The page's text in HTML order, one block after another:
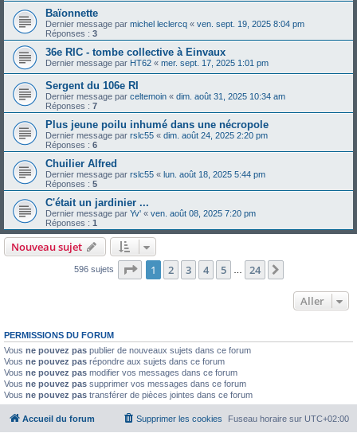
Baïonnette
Dernier message par michel leclercq « ven. sept. 19, 2025 8:04 pm
Réponses : 3
36e RIC - tombe collective à Einvaux
Dernier message par HT62 « mer. sept. 17, 2025 1:01 pm
Sergent du 106e RI
Dernier message par celtemoin « dim. août 31, 2025 10:34 am
Réponses : 7
Plus jeune poilu inhumé dans une nécropole
Dernier message par rslc55 « dim. août 24, 2025 2:20 pm
Réponses : 6
Chuilier Alfred
Dernier message par rslc55 « lun. août 18, 2025 5:44 pm
Réponses : 5
C'était un jardinier ...
Dernier message par Yv' « ven. août 08, 2025 7:20 pm
Réponses : 1
Nouveau sujet
596 sujets Page 1sur24
1 2 3 4 5 24
Aller
PERMISSIONS DU FORUM
Vous ne pouvez pas publier de nouveaux sujets dans ce forum
Vous ne pouvez pas répondre aux sujets dans ce forum
Vous ne pouvez pas modifier vos messages dans ce forum
Vous ne pouvez pas supprimer vos messages dans ce forum
Vous ne pouvez pas transférer de pièces jointes dans ce forum
Accueil du forum Fuseau horaire sur UTC+02:00
Supprimer les cookies